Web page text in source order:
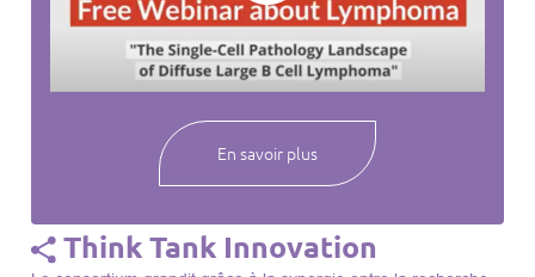
webinaires à venir, des séances précédentes et joignez-vous
notre compréhension des lymphomes et des maladies
En savoir plus
Think Tank Innovation